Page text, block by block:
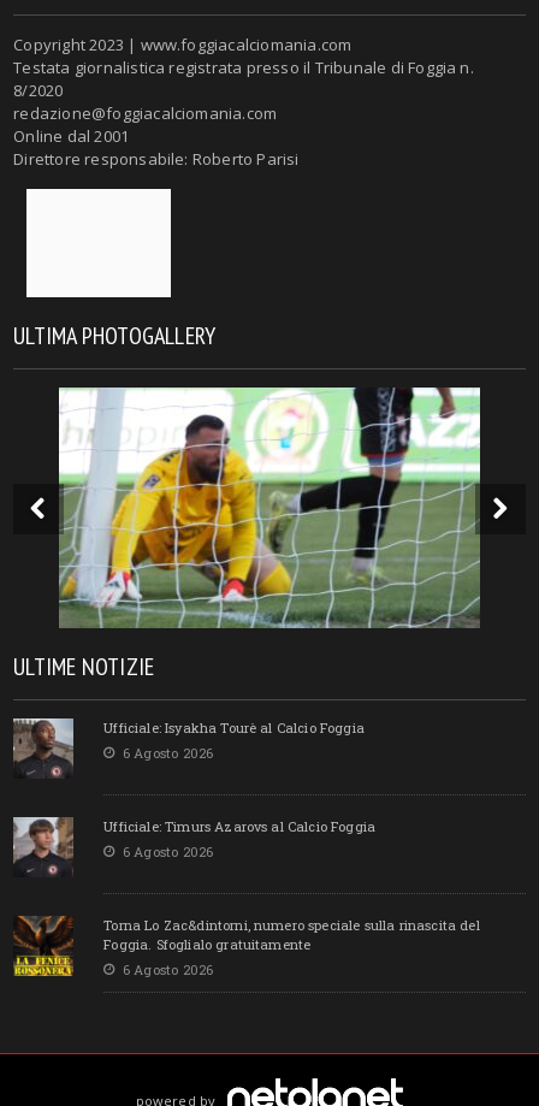
Copyright 2023 | www.foggiacalciomania.com
Testata giornalistica registrata presso il Tribunale di Foggia n.
8/2020
redazione@foggiacalciomania.com
Online dal 2001
Direttore responsabile: Roberto Parisi
ULTIMA PHOTOGALLERY
ULTIME NOTIZIE
Ufficiale: Isyakha Tourè al Calcio Foggia
6 Agosto 2026
Ufficiale: Timurs Azarovs al Calcio Foggia
6 Agosto 2026
Torna Lo Zac&dintorni, numero speciale sulla rinascita del
Foggia. Sfoglialo gratuitamente
6 Agosto 2026
powered by